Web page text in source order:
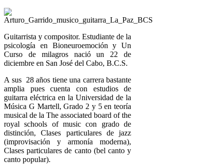
Guitarrista y compositor. Estudiante de la
psicología en Bioneuroemoción y Un
Curso de milagros nació un 22 de
diciembre en San José del Cabo, B.C.S.
A sus 28 años tiene una carrera bastante
amplia pues cuenta con estudios de
guitarra eléctrica en la Universidad de la
Música G Martell, Grado 2 y 5 en teoría
musical de la The associated board of the
royal schools of music con grado de
distinción, Clases particulares de jazz
(improvisación y armonía moderna),
Clases particulares de canto (bel canto y
canto popular).